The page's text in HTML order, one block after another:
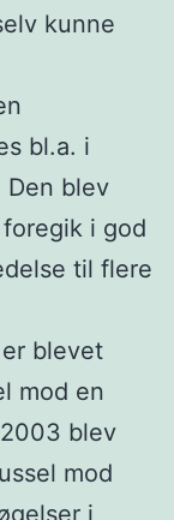
kunne
bl.a. i
Den blev
i god
til flere
blevet
mod en
blev
mod
i